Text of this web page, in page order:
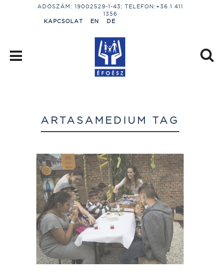
ADÓSZÁM: 19002529-1-43; TELEFON:+36 1 411
1356
KAPCSOLAT
EN DE
ARTASAMEDIUM TAG